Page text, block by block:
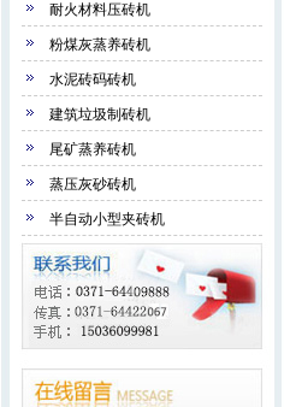
耐火材料压砖机
粉煤灰蒸养砖机
水泥砖码砖机
建筑垃圾制砖机
尾矿蒸养砖机
蒸压灰砂砖机
半自动小型夹砖机